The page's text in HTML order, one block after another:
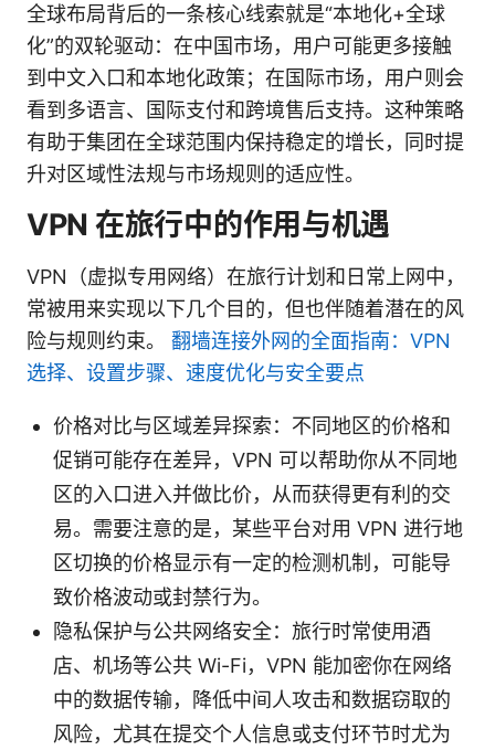
全球布局背后的一条核心线索就是“本地化+全球
化”的双轮驱动：在中国市场，用户可能更多接触
到中文入口和本地化政策；在国际市场，用户则会
看到多语言、国际支付和跨境售后支持。这种策略
有助于集团在全球范围内保持稳定的增长，同时提
升对区域性法规与市场规则的适应性。
VPN 在旅行中的作用与机遇
VPN（虚拟专用网络）在旅行计划和日常上网中，
常被用来实现以下几个目的，但也伴随着潜在的风
险与规则约束。 翻墙连接外网的全面指南：VPN
选择、设置步骤、速度优化与安全要点
价格对比与区域差异探索：不同地区的价格和
促销可能存在差异，VPN 可以帮助你从不同地
区的入口进入并做比价，从而获得更有利的交
易。需要注意的是，某些平台对用 VPN 进行地
区切换的价格显示有一定的检测机制，可能导
致价格波动或封禁行为。
隐私保护与公共网络安全：旅行时常使用酒
店、机场等公共 Wi-Fi，VPN 能加密你在网络
中的数据传输，降低中间人攻击和数据窃取的
风险，尤其在提交个人信息或支付环节时尤为